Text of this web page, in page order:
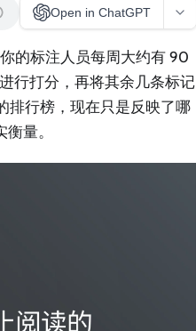
Open in ChatGPT
的标注人员每周大约有 90
行打分，再将其余几条标记
排行榜，现在只是反映了哪
量。